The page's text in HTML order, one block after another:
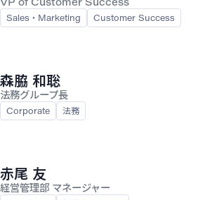
Sales・Marketing Customer Success
森脇 和聡
法務グループ長
Corporate 法務
赤尾 友
経営管理部 マネージャー